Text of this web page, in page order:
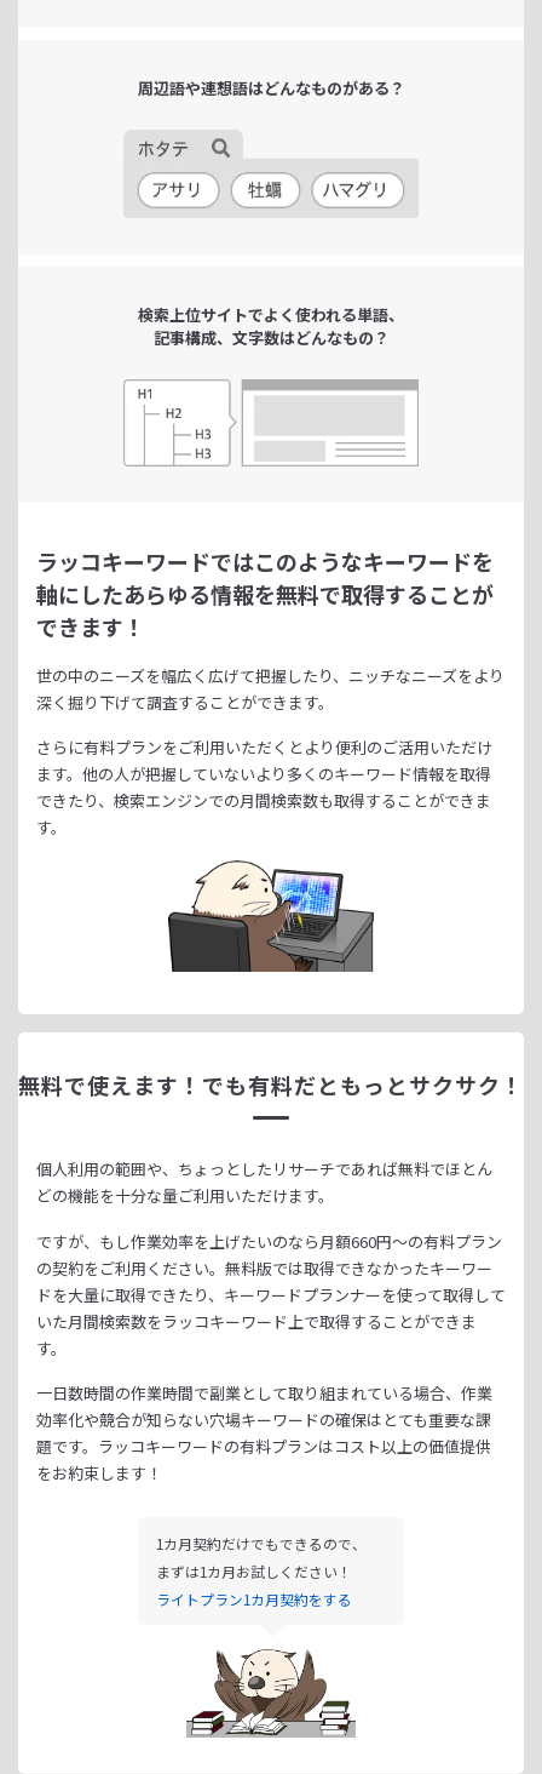
周辺語や連想語はどんなものがある？
検索上位サイトでよく使われる単語、
記事構成、文字数はどんなもの？
ラッコキーワードではこのようなキーワードを
軸にしたあらゆる情報を無料で取得することが
できます！
世の中のニーズを幅広く広げて把握したり、 ニッチなニーズをより
深く掘り下げて調査することができます。
さらに有料プランをご利用いただくとより便利のご活用いただけ
ます。 他の人が把握していないより多くのキーワード情報を取得
できたり、 検索エンジンでの月間検索数も取得することができま
す。
無料で使えます！ でも有料だともっとサクサク！
個人利用の範囲や、ちょっとしたリサーチであれば無料でほとん
どの機能を十分な量ご利用いただけます。
ですが、もし作業効率を上げたいのなら月額660円～の有料プラン
の契約をご利用ください。 無料版では取得できなかったキーワー
ドを大量に取得できたり、 キーワードプランナーを使って取得して
いた月間検索数をラッコキーワード上で取得することができま
す。
一日数時間の作業時間で副業として取り組まれている場合、 作業
効率化や競合が知らない穴場キーワードの確保はとても重要な課
題です。 ラッコキーワードの有料プランはコスト以上の価値提供
をお約束します！
1カ月契約だけでもできるので、
まずは1カ月お試しください！
ライトプラン1カ月契約をする